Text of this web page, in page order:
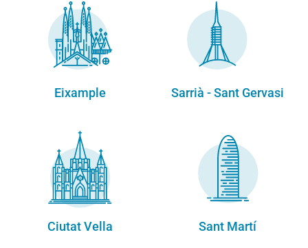
Eixample Sarrià - Sant Gervasi
Ciutat Vella Sant Martí